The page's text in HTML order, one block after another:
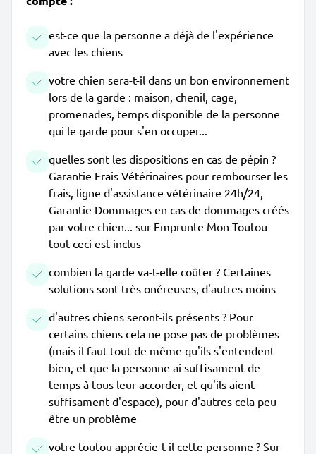
est-ce que la personne a déjà de l'expérience
avec les chiens
votre chien sera-t-il dans un bon environnement
lors de la garde : maison, chenil, cage,
promenades, temps disponible de la personne
qui le garde pour s'en occuper...
quelles sont les dispositions en cas de pépin ?
Garantie Frais Vétérinaires pour rembourser les
frais, ligne d'assistance vétérinaire 24h/24,
Garantie Dommages en cas de dommages créés
par votre chien... sur Emprunte Mon Toutou
tout ceci est inclus
combien la garde va-t-elle coûter ? Certaines
solutions sont très onéreuses, d'autres moins
d'autres chiens seront-ils présents ? Pour
certains chiens cela ne pose pas de problèmes
(mais il faut tout de même qu'ils s'entendent
bien, et que la personne ai suffisament de
temps à tous leur accorder, et qu'ils aient
suffisament d'espace), pour d'autres cela peu
être un problème
votre toutou apprécie-t-il cette personne ? Sur